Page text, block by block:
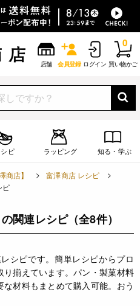
店舗 会員登録 ログイン 買い物かご
0
ピ ラッピング 知る・学ぶ
商店】
富澤商店 レシピ
ピ
関連レシピ（全8件）
シピです。簡単レシピからプロ
揃えています。パン・製菓材料
材料もまとめて購入可能。おう